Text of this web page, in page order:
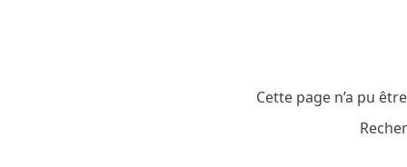
Cette page n’a pu